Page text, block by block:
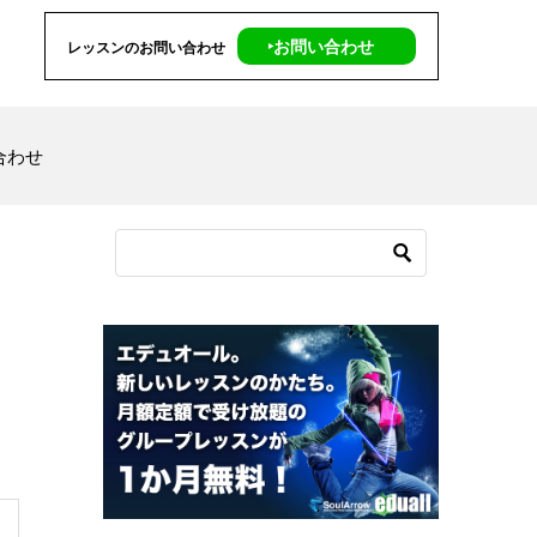
レッスンのお問い合わせ ‣お問い合わせ
わせ